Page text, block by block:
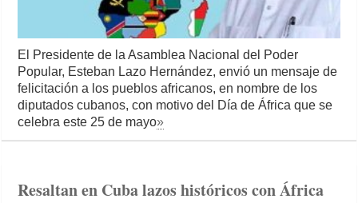
El Presidente de la Asamblea Nacional del Poder
Popular, Esteban Lazo Hernández, envió un mensaje de
felicitación a los pueblos africanos, en nombre de los
diputados cubanos, con motivo del Día de África que se
celebra este 25 de mayo»
Resaltan en Cuba lazos históricos con África